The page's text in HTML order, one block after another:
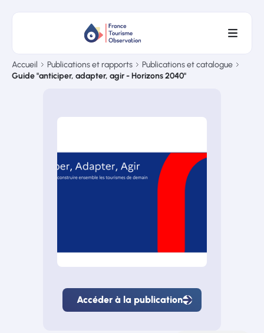
Accueil Publications et rapports
Publications et catalogue
Guide "anticiper, adapter, agir - Horizons 2040"
Accéder
à
Accéder à la publication